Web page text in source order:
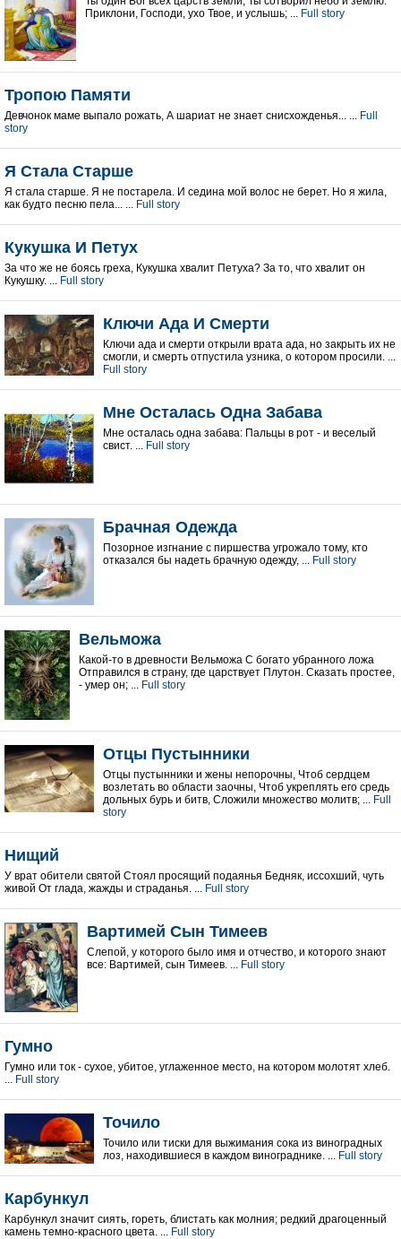
Приклони, Господи, ухо Твое, и услышь; ... Full story
Тропою Памяти
Девчонок маме выпало рожать, А шариат не знает снисхожденья... ... Full
story
Я Стала Старше
Я стала старше. Я не постарела. И седина мой волос не берет. Но я жила,
как будто песню пела... ... Full story
Кукушка И Петух
За что же не боясь греха, Кукушка хвалит Петуха? За то, что хвалит он
Кукушку. ... Full story
Ключи Ада И Смерти
Ключи ада и смерти открыли врата ада, но закрыть их не
смогли, и смерть отпустила узника, о котором просили. ...
Full story
Мне Осталась Одна Забава
Мне осталась одна забава: Пальцы в рот - и веселый
свист. ... Full story
Брачная Одежда
Позорное изгнание с пиршества угрожало тому, кто
отказался бы надеть брачную одежду, ... Full story
Вельможа
Какой-то в древности Вельможа С богато убранного ложа
Отправился в страну, где царствует Плутон. Сказать простее,
- умер он; ... Full story
Отцы Пустынники
Отцы пустынники и жены непорочны, Чтоб сердцем
возлетать во области заочны, Чтоб укреплять его средь
дольных бурь и битв, Сложили множество молитв; ... Full
story
Нищий
У врат обители святой Стоял просящий подаянья Бедняк, иссохший, чуть
живой От глада, жажды и страданья. ... Full story
Вартимей Сын Тимеев
Слепой, у которого было имя и отчество, и которого знают
все: Вартимей, сын Тимеев. ... Full story
Гумно
Гумно или ток - сухое, убитое, углаженное место, на котором молотят хлеб.
... Full story
Точило
Точило или тиски для выжимания сока из виноградных
лоз, находившиеся в каждом винограднике. ... Full story
Карбункул
Карбункул значит сиять, гореть, блистать как молния; редкий драгоценный
камень темно-красного цвета. ... Full story